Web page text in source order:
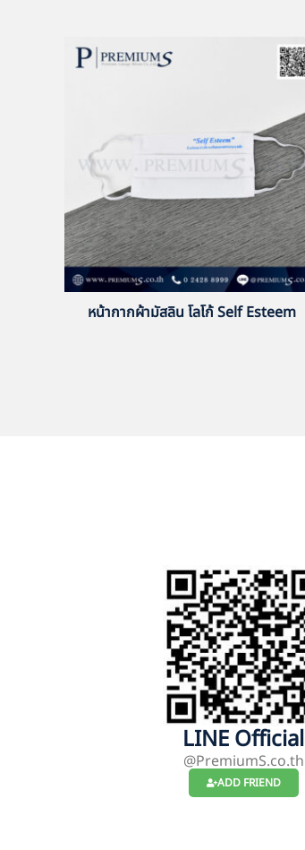
หน้ากากผ้ามัสลิน โลโก้ Self Esteem
LINE Official
@PremiumS.co.th
ADD FRIEND